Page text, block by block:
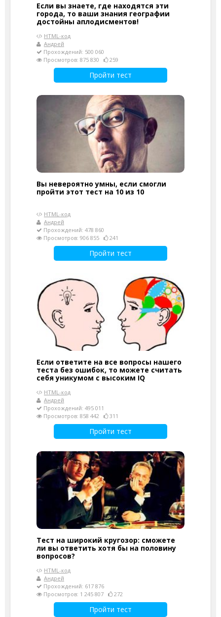
Если вы знаете, где находятся эти
города, то ваши знания географии
достойны аплодисментов!
HTML-код
Андрей
Прохождений: 500 060
Просмотров: 875 830
259
Пройти тест
Вы невероятно умны, если смогли
пройти этот тест на 10 из 10
HTML-код
Андрей
Прохождений: 478 860
Просмотров: 906 855
241
Пройти тест
Если ответите на все вопросы нашего
теста без ошибок, то можете считать
себя уникумом с высоким IQ
HTML-код
Андрей
Прохождений: 495 011
Просмотров: 858 442
311
Пройти тест
Тест на широкий кругозор: сможете
ли вы ответить хотя бы на половину
вопросов?
HTML-код
Андрей
Прохождений: 617 876
Просмотров: 1 245 807
272
Пройти тест